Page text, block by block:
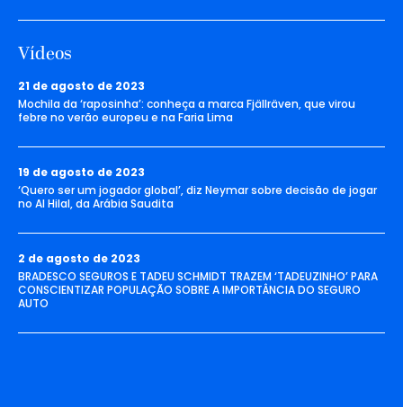
Vídeos
21 de agosto de 2023
Mochila da ‘raposinha’: conheça a marca Fjällräven, que virou
febre no verão europeu e na Faria Lima
19 de agosto de 2023
‘Quero ser um jogador global’, diz Neymar sobre decisão de jogar
no Al Hilal, da Arábia Saudita
2 de agosto de 2023
BRADESCO SEGUROS E TADEU SCHMIDT TRAZEM ‘TADEUZINHO’ PARA
CONSCIENTIZAR POPULAÇÃO SOBRE A IMPORTÂNCIA DO SEGURO
AUTO